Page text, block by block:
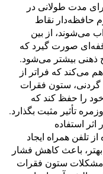
مدت طولانی در
حافظه‌دار نقاط
می‌شوند، از بین
صورت گیرد که
ذهنی بیشتر می‌شود.
می‌کند که فراتر از
ستون فقرات
را حفظ کند که
تأثیر مثبت بگذارد.
اثر استفاده
تلفن همراه ایجاد
باعث کاهش فشار
مشکلات ستون فقرات